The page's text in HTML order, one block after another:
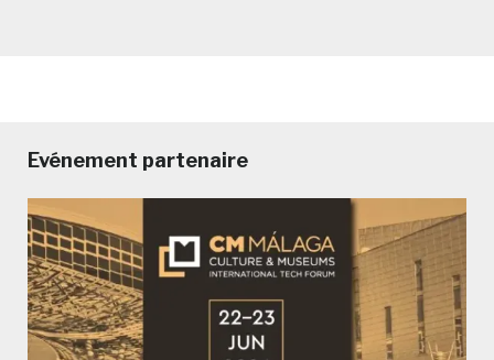
Evénement partenaire